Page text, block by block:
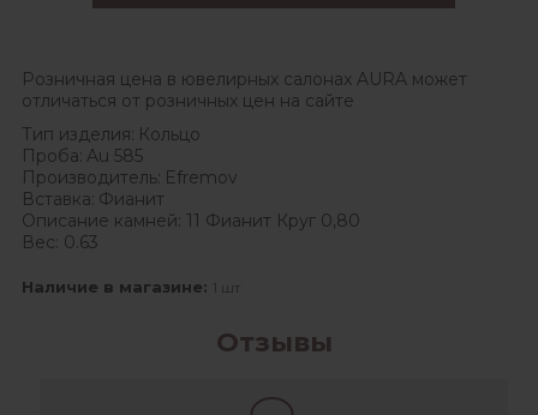
Розничная цена в ювелирных салонах AURA может
отличаться от розничных цен на сайте
Тип изделия: Кольцо
Проба: Au 585
Производитель: Efremov
Вставка: Фианит
Описание камней: 11 Фианит Круг 0,80
Вес: 0.63
Наличие в магазине: 1 шт
Отзывы